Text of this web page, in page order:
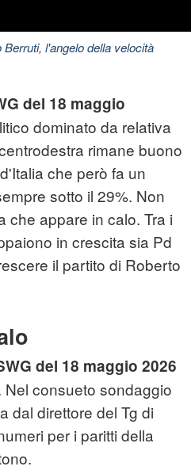
Berruti, l'angelo della velocità
del 18 maggio
dominato da relativa
rimane buono
che però fa un
sotto il 29%. Non
che appare in calo. Tra i
in crescita sia Pd
il partito di Roberto
del 18 maggio 2026
consueto sondaggio
dal direttore del Tg di
per i paritti della